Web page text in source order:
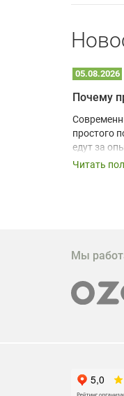
05.08.2026
простого
едут за
проектора.
Читать
Мы